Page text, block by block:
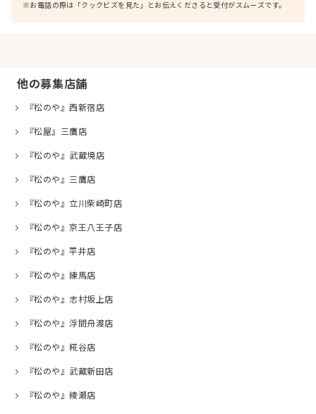
※お電話の際は「クックビズを見た」とお伝えくださると受付がスムーズです。
他の募集店舗
『松のや』西新宿店
『松屋』三鷹店
『松のや』武蔵境店
『松のや』三鷹店
『松のや』立川柴崎町店
『松のや』京王八王子店
『松のや』平井店
『松のや』練馬店
『松のや』志村坂上店
『松のや』浮間舟渡店
『松のや』糀谷店
『松のや』武蔵新田店
『松のや』綾瀬店